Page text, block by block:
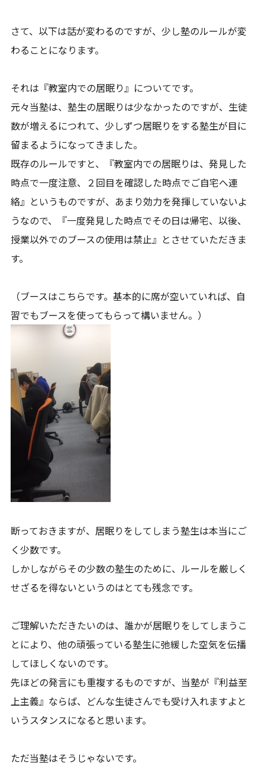
さて、以下は話が変わるのですが、少し塾のルールが変
わることになります。
それは『教室内での居眠り』についてです。
元々当塾は、塾生の居眠りは少なかったのですが、生徒
数が増えるにつれて、少しずつ居眠りをする塾生が目に
留まるようになってきました。
既存のルールですと、『教室内での居眠りは、発見した
時点で一度注意、２回目を確認した時点でご自宅へ連
絡』というものですが、あまり効力を発揮していないよ
うなので、『一度発見した時点でその日は帰宅、以後、
授業以外でのブースの使用は禁止』とさせていただきま
す。
（ブースはこちらです。基本的に席が空いていれば、自
習でもブースを使ってもらって構いません。）
断っておきますが、居眠りをしてしまう塾生は本当にご
く少数です。
しかしながらその少数の塾生のために、ルールを厳しく
せざるを得ないというのはとても残念です。
ご理解いただきたいのは、誰かが居眠りをしてしまうこ
とにより、他の頑張っている塾生に弛緩した空気を伝播
してほしくないのです。
先ほどの発言にも重複するものですが、当塾が『利益至
上主義』ならば、どんな生徒さんでも受け入れますよと
いうスタンスになると思います。
ただ当塾はそうじゃないです。